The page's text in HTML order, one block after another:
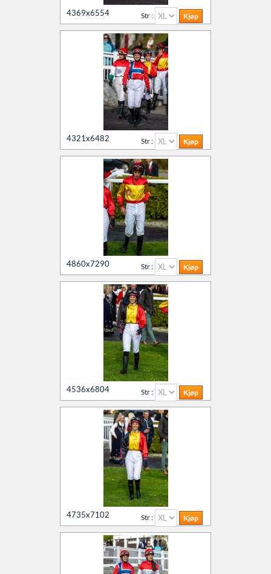
Agria Oslo Horse Show 2023
Øvrevoll treningsdager
4369x6554 Str :
4321x6482 Str :
4860x7290 Str :
4536x6804 Str :
4735x7102 Str :